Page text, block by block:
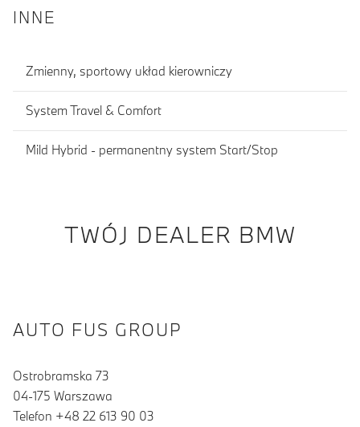
INNE
Zmienny, sportowy układ kierowniczy
System Travel & Comfort
Mild Hybrid - permanentny system Start/Stop
TWÓJ DEALER BMW
AUTO FUS GROUP
Ostrobramska 73
04-175 Warszawa
Telefon +48 22 613 90 03